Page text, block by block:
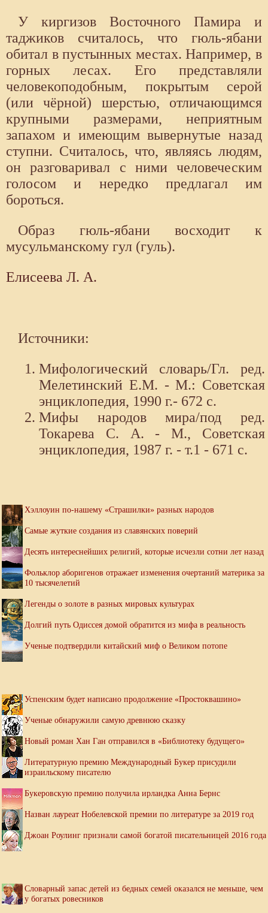
У киргизов Восточного Памира и
таджиков считалось, что гюль-ябани
обитал в пустынных местах. Например, в
горных лесах. Его представляли
человекоподобным, покрытым серой
(или чёрной) шерстью, отличающимся
крупными размерами, неприятным
запахом и имеющим вывернутые назад
ступни. Считалось, что, являясь людям,
он разговаривал с ними человеческим
голосом и нередко предлагал им
бороться.
Образ гюль-ябани восходит к
мусульманскому гул (гуль).
Елисеева Л. А.
Источники:
Мифологический словарь/Гл. ред.
Мелетинский Е.М. - М.: Советская
энциклопедия, 1990 г.- 672 с.
Мифы народов мира/под ред.
Токарева С. А. - М., Советская
энциклопедия, 1987 г. - т.1 - 671 с.
Хэллоуин по-нашему «Страшилки» разных народов
Самые жуткие создания из славянских поверий
Десять интереснейших религий, которые исчезли сотни лет назад
Фольклор аборигенов отражает изменения очертаний материка за
10 тысячелетий
Легенды о золоте в разных мировых культурах
Долгий путь Одиссея домой обратится из мифа в реальность
Ученые подтвердили китайский миф о Великом потопе
Успенским будет написано продолжение «Простоквашино»
Ученые обнаружили самую древнюю сказку
Новый роман Хан Ган отправился в «Библиотеку будущего»
Литературную премию Международный Букер присудили
израильскому писателю
Букеровскую премию получила ирландка Анна Бернс
Назван лауреат Нобелевской премии по литературе за 2019 год
Джоан Роулинг признали самой богатой писательницей 2016 года
Словарный запас детей из бедных семей оказался не меньше, чем
у богатых ровесников